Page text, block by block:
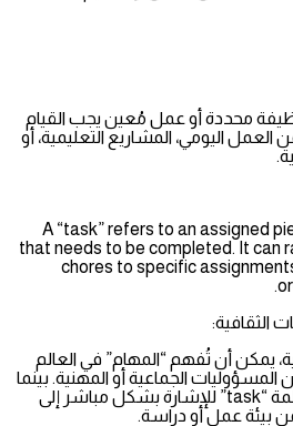
أو عمل مُعين يجب القيام
اليومي، المشاريع التعليمية، أو
– A “task” refers to an
that needs to be completed. It
chores to specific
أن تُفهم “المهام” في العالم
الجماعية أو المهنية. بينما
في الغرب، تُستخدم كلمة “task” للإشارة بشكل مباشر إلى
عمل أو دراسة.